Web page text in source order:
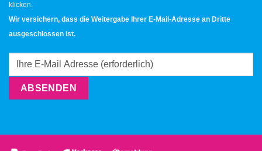
klicken.
Wir versichern, dass die Weitergabe Ihrer E-Mail-Adresse an Dritte
ausgeschlossen ist.